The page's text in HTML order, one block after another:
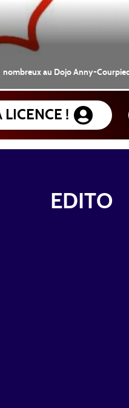
nombreux au Dojo Anny-
LICENCE !
EDITO